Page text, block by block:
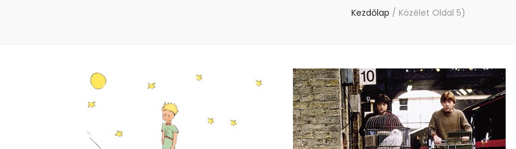
Kezdőlap / Közélet Oldal 5)